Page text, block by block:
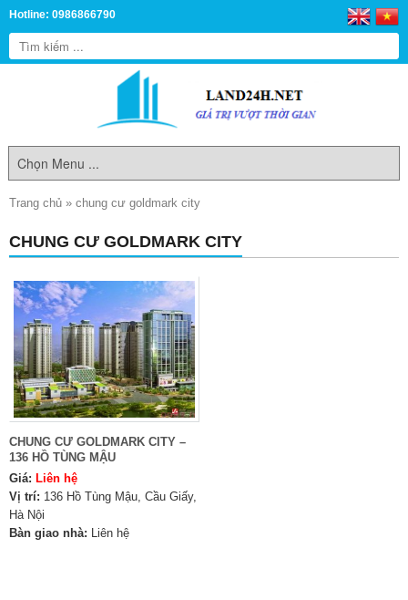
Hotline: 0986866790
Trang chủ » chung cư goldmark city
CHUNG CƯ GOLDMARK CITY
CHUNG CƯ GOLDMARK CITY –
136 HỒ TÙNG MẬU
Giá: Liên hệ
Vị trí: 136 Hồ Tùng Mậu, Cầu Giấy,
Hà Nội
Bàn giao nhà: Liên hệ